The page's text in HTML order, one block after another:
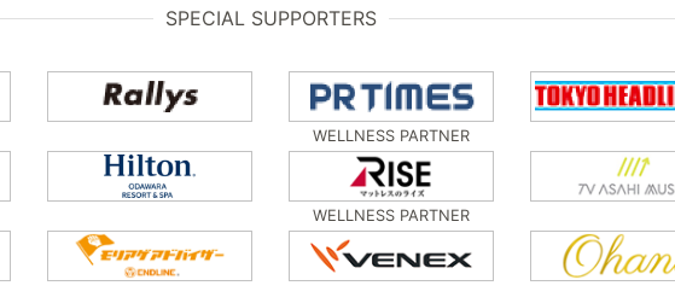
SPECIAL SUPPORTERS
WELLNESS PARTNER
WELLNESS PARTNER